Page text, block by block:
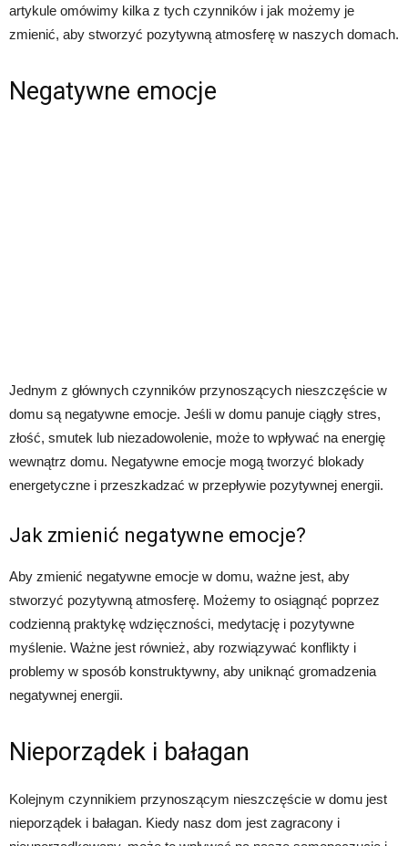
artykule omówimy kilka z tych czynników i jak możemy je
zmienić, aby stworzyć pozytywną atmosferę w naszych domach.
Negatywne emocje
Jednym z głównych czynników przynoszących nieszczęście w
domu są negatywne emocje. Jeśli w domu panuje ciągły stres,
złość, smutek lub niezadowolenie, może to wpływać na energię
wewnątrz domu. Negatywne emocje mogą tworzyć blokady
energetyczne i przeszkadzać w przepływie pozytywnej energii.
Jak zmienić negatywne emocje?
Aby zmienić negatywne emocje w domu, ważne jest, aby
stworzyć pozytywną atmosferę. Możemy to osiągnąć poprzez
codzienną praktykę wdzięczności, medytację i pozytywne
myślenie. Ważne jest również, aby rozwiązywać konflikty i
problemy w sposób konstruktywny, aby uniknąć gromadzenia
negatywnej energii.
Nieporządek i bałagan
Kolejnym czynnikiem przynoszącym nieszczęście w domu jest
nieporządek i bałagan. Kiedy nasz dom jest zagracony i